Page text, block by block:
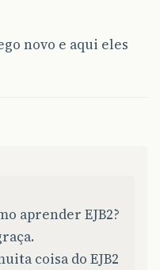
novo e aqui eles
aprender EJB2?
coisa do EJB2